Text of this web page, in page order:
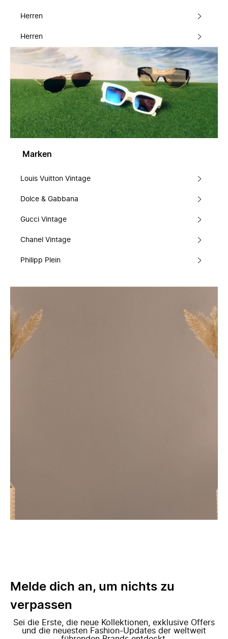
Herren
Herren
Marken
Louis Vuitton Vintage
Dolce & Gabbana
Gucci Vintage
Chanel Vintage
Philipp Plein
Melde dich an, um nichts zu
verpassen
Sei die Erste, die neue Kollektionen, exklusive Offers
und die neuesten Fashion-Updates der weltweit